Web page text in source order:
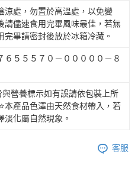
涼處，勿置於高溫處，以免變
請儘速食用完畢風味最佳，若無
完畢請密封後放於冰箱冷藏。
６５５５７０－０００００－８
與營養標示如有誤請依包裝上所
本產品色澤由天然食材帶入，若
淡化屬自然現象。
客服